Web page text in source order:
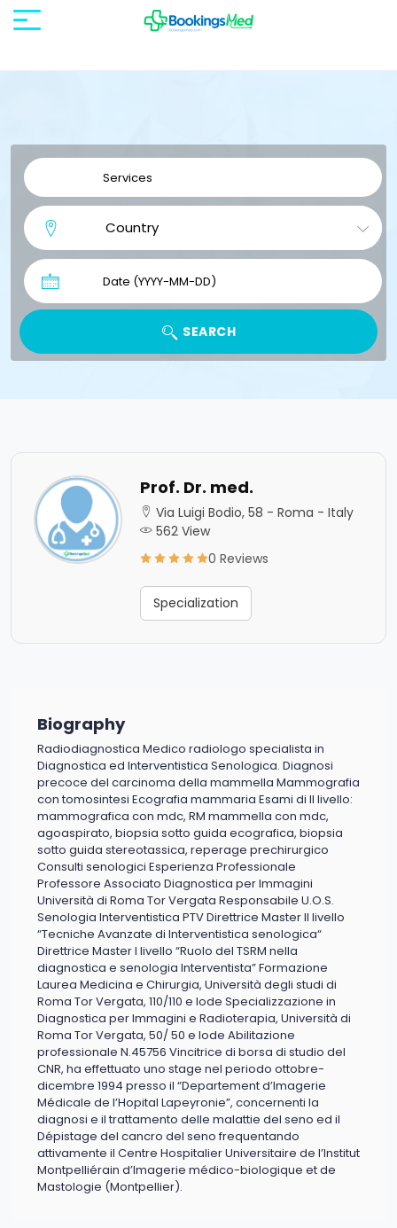
SEARCH
Prof. Dr. med.
Via Luigi Bodio, 58 - Roma - Italy
562 View
0 Reviews
Specialization
Biography
Radiodiagnostica Medico radiologo specialista in
Diagnostica ed Interventistica Senologica. Diagnosi
precoce del carcinoma della mammella Mammografia
con tomosintesi Ecografia mammaria Esami di II livello:
mammografica con mdc, RM mammella con mdc,
agoaspirato, biopsia sotto guida ecografica, biopsia
sotto guida stereotassica, reperage prechirurgico
Consulti senologici Esperienza Professionale
Professore Associato Diagnostica per Immagini
Università di Roma Tor Vergata Responsabile U.O.S.
Senologia Interventistica PTV Direttrice Master II livello
“Tecniche Avanzate di Interventistica senologica“
Direttrice Master I livello “Ruolo del TSRM nella
diagnostica e senologia Interventista” Formazione
Laurea Medicina e Chirurgia, Università degli studi di
Roma Tor Vergata, 110/110 e lode Specializzazione in
Diagnostica per Immagini e Radioterapia, Università di
Roma Tor Vergata, 50/ 50 e lode Abilitazione
professionale N.45756 Vincitrice di borsa di studio del
CNR, ha effettuato uno stage nel periodo ottobre-
dicembre 1994 presso il “Departement d’Imagerie
Médicale de l’Hopital Lapeyronie”, concernenti la
diagnosi e il trattamento delle malattie del seno ed il
Dépistage del cancro del seno frequentando
attivamente il Centre Hospitalier Universitaire de l’Institut
Montpelliérain d’Imagerie médico-biologique et de
Mastologie (Montpellier).